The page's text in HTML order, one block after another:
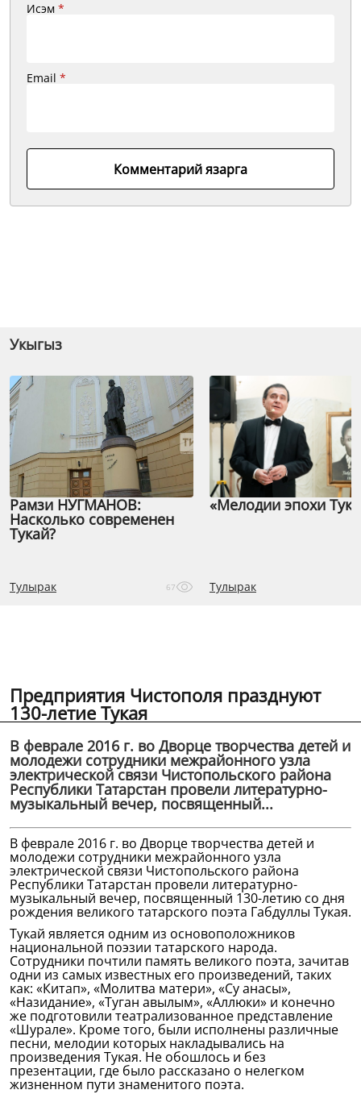
Исэм *
Email *
Комментарий язарга
Укыгыз
Рамзи НУГМАНОВ:
Насколько современен
Тукай?
Тулырак 67
«Мелодии эпохи
Тулырак
Предприятия Чистополя празднуют
130-летие Тукая
В феврале 2016 г. во Дворце творчества детей и
молодежи сотрудники межрайонного узла
электрической связи Чистопольского района
Республики Татарстан провели литературно-
музыкальный вечер, посвященный...
В феврале 2016 г. во Дворце творчества детей и
молодежи сотрудники межрайонного узла
электрической связи Чистопольского района
Республики Татарстан провели литературно-
музыкальный вечер, посвященный 130-летию со дня
рождения великого татарского поэта Габдуллы Тукая.
Тукай является одним из основоположников
национальной поэзии татарского народа.
Сотрудники почтили память великого поэта, зачитав
одни из самых известных его произведений, таких
как: «Китап», «Молитва матери», «Су анасы»,
«Назидание», «Туган авылым», «Аллюки» и конечно
же подготовили театрализованное представление
«Шурале». Кроме того, были исполнены различные
песни, мелодии которых накладывались на
произведения Тукая. Не обошлось и без
презентации, где было рассказано о нелегком
жизненном пути знаменитого поэта.